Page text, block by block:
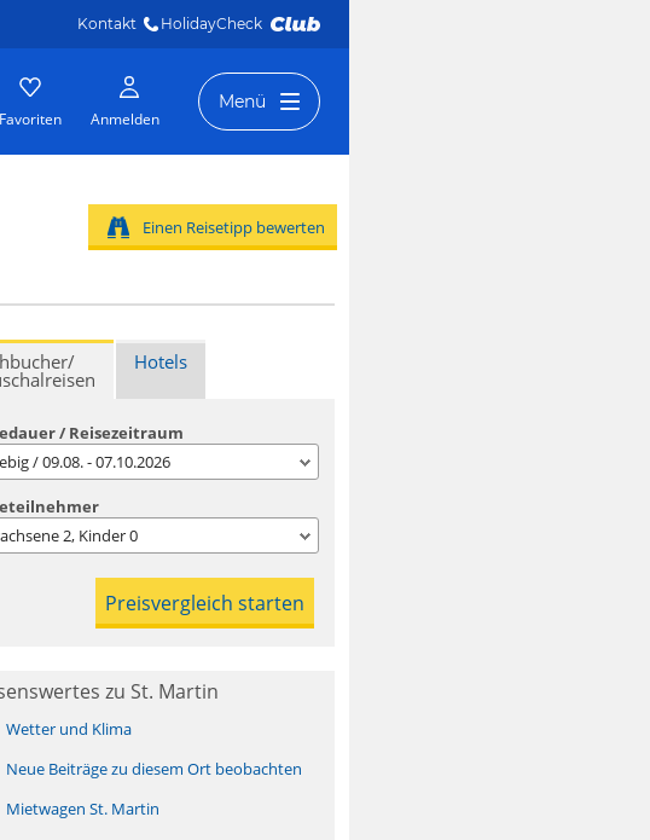
Kontakt HolidayCheck
Favoriten Anmelden
Menü
Einen Reisetipp bewerten
Hotels
/ Reisezeitraum
/ 09.08. - 07.10.2026
2, Kinder0
zu St. Martin
Wetter und Klima
Neue Beiträge zu diesem Ort beobachten
Mietwagen St. Martin